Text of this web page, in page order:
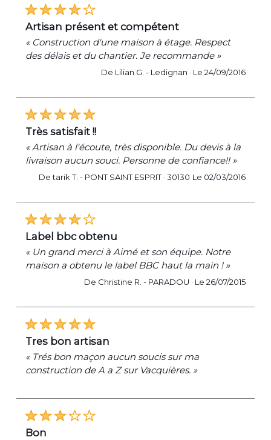
artisan présent et compétent
« Construction d'une maison à étage. Respect
des délais et du chantier. Je recommande »
De Lilian G. - Ledignan · Le 24/09/2016
très satisfait !!
« Artisan à l'écoute, très disponible. Du devis à la
livraison aucun souci. Personne de confiance!! »
De tarik T. - PONT SAINT ESPRIT · 30130 Le 02/03/2016
label bbc obtenu
« Un grand merci à Aimé et son équipe. Notre
maison a obtenu le label BBC haut la main ! »
De Christine R. - PARADOU · Le 26/07/2015
tres bon artisan
« Trés bon maçon aucun soucis sur ma
construction de A a Z sur Vacquières. »
bon